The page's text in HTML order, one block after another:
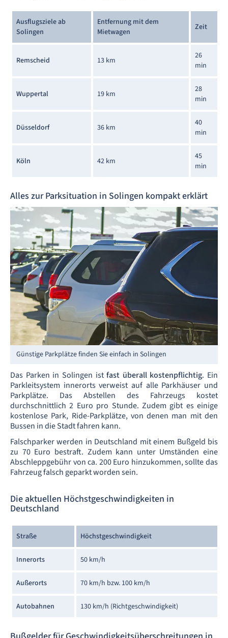
Ausflugsziele ab
Solingen
Entfernung mit dem
Mietwagen
Zeit
Remscheid 13 km
26
min
Wuppertal 19 km
28
min
Düsseldorf 36 km
40
min
Köln 42 km
45
min
Alles zur Parksituation in Solingen kompakt erklärt
Günstige Parkplätze finden Sie einfach in Solingen
Das Parken in Solingen istfast überall kostenpflichtig. Ein
Parkleitsystem innerorts verweist auf alle Parkhäuser und
Parkplätze. Das Abstellen des Fahrzeugs kostet
durchschnittlich 2 Euro pro Stunde. Zudem gibt es einige
kostenlose Park, Ride-Parkplätze, von denen man mit den
Bussen in die Stadt fahren kann.
Falschparker werden in Deutschland mit einem Bußgeld bis
zu 70 Euro bestraft. Zudem kann unter Umständen eine
Abschleppgebühr von ca. 200 Euro hinzukommen, sollte das
Fahrzeug falsch geparkt worden sein.
Die aktuellen Höchstgeschwindigkeiten in
Deutschland
Straße Höchstgeschwindigkeit
Innerorts 50 km/h
Außerorts 70 km/h bzw. 100 km/h
Autobahnen 130 km/h (Richtgeschwindigkeit)